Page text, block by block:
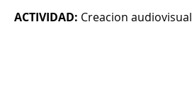
ACTIVIDAD: Creacion audiovisual